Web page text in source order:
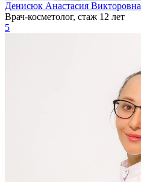
Денисюк Анастасия Викторовна
Врач-косметолог, стаж 12 лет
5